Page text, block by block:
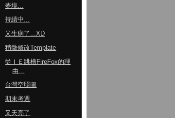
夢境...
持續中...
又生病了...XD
稍微修改Template
從ＩＥ跳槽FireFox的理
由...
台灣空照圖
期末考週
又天亮了